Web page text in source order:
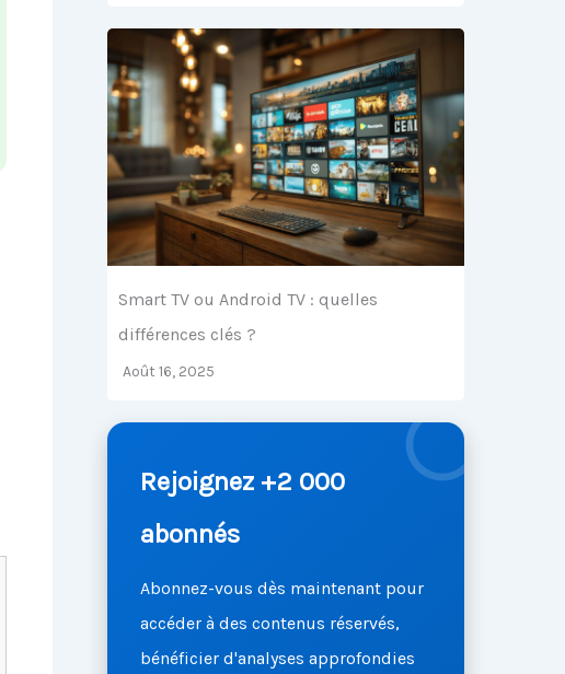
Smart TV ou Android TV : quelles
différences clés ?
Août 16, 2025
Rejoignez +2 000
abonnés
Abonnez-vous dès maintenant pour
accéder à des contenus réservés,
bénéficier d'analyses approfondies